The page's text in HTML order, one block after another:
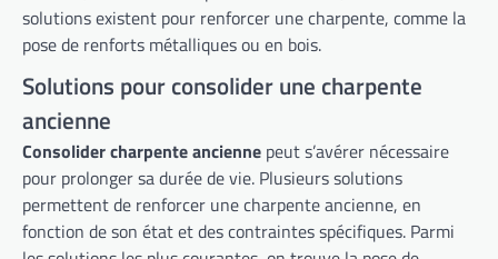
solutions existent pour renforcer une charpente, comme la
pose de renforts métalliques ou en bois.
Solutions pour consolider une charpente
ancienne
Consolider charpente ancienne peut s’avérer nécessaire
pour prolonger sa durée de vie. Plusieurs solutions
permettent de renforcer une charpente ancienne, en
fonction de son état et des contraintes spécifiques. Parmi